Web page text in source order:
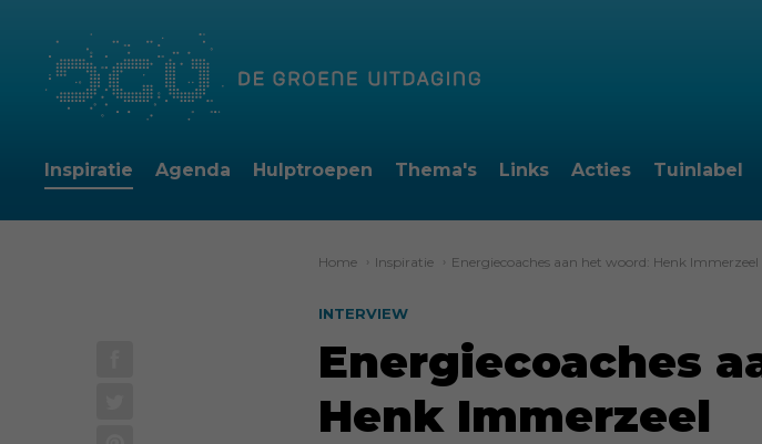
Inspiratie Agenda Hulptroepen Thema's Links Acties Tuinlabel
Home Inspiratie Energiecoaches aan het woord: Henk Immerzeel
INTERVIEW
Energiecoaches
Henk Immerzeel